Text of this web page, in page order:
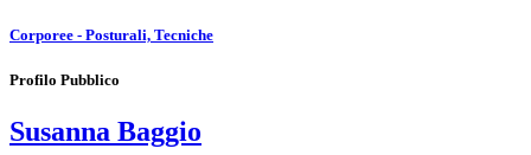
Corporee - Posturali, Tecniche
Profilo Pubblico
Susanna Baggio